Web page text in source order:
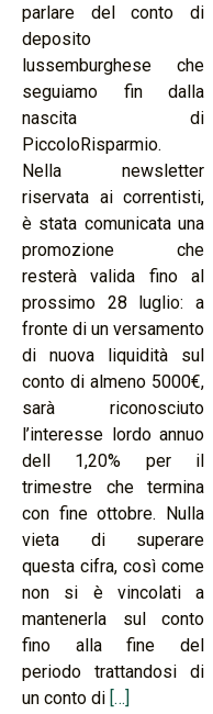
parlare del conto di
deposito
lussemburghese che
seguiamo fin dalla
nascita di
PiccoloRisparmio.
Nella newsletter
riservata ai correntisti,
è stata comunicata una
promozione che
resterà valida fino al
prossimo 28 luglio: a
fronte di un versamento
di nuova liquidità sul
conto di almeno 5000€,
sarà riconosciuto
l’interesse lordo annuo
dell 1,20% per il
trimestre che termina
con fine ottobre. Nulla
vieta di superare
questa cifra, così come
non si è vincolati a
mantenerla sul conto
fino alla fine del
periodo trattandosi di
un conto di […]